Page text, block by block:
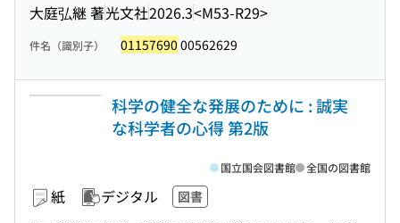
大庭弘継 著光文社2026.3<M53-R29>
件名（識別子） 01157690 00562629
科学の健全な発展のために : 誠実
な科学者の心得 第2版
紙 デジタル 図書
国立国会図書館 全国の図書館